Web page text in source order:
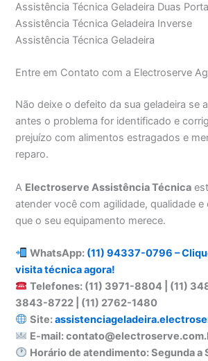
Assistência Técnica Geladeira Duas
Assistência Técnica Geladeira Inverse
Assistência Técnica Geladeira
Entre em Contato com a Electroserve
Não deixe o defeito da sua geladeira se
antes o problema for identificado e
prejuízo com alimentos estragados e
reparo.
A Electroserve Assistência Técnica
atender você com agilidade, qualidade
que o seu equipamento merece.
WhatsApp: (11) 94337-0796 –
visita técnica agora!
Telefones: (11) 3971-8804 | (11)
3843-8722 | (11) 2762-1480
Site:
E-mail:
Horário de atendimento: Segunda a